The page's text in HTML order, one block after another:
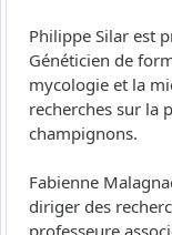
Philippe Silar est
Généticien de
mycologie et la
recherches sur la
champignons.
Fabienne
diriger des